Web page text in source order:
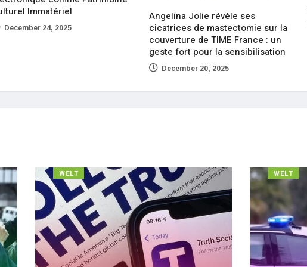
Immatériel
December 24, 2025
Angelina Jolie révèle ses
cicatrices de mastectomie sur la
couverture de TIME France : un
geste fort pour la sensibilisation
December 20, 2025
WELT WELT